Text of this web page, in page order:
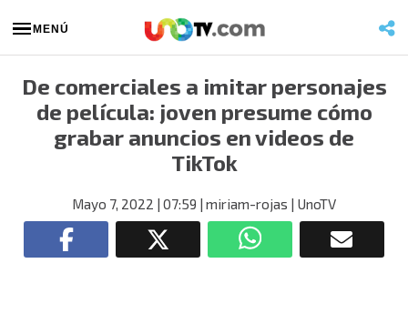
MENÚ
De comerciales a imitar personajes
de película: joven presume cómo
grabar anuncios en videos de
TikTok
Mayo 7, 2022 | 07:59 | miriam-rojas | UnoTV